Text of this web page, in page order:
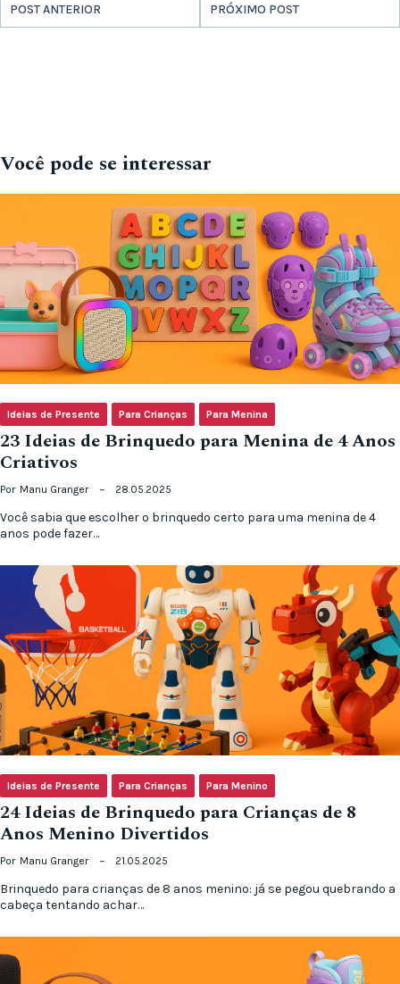
POST ANTERIOR PRÓXIMO POST
Você pode se interessar
Ideias de Presente Para Crianças Para Menina
23 Ideias de Brinquedo para Menina de 4 Anos
Criativos
Por Manu Granger 28.05.2025
Você sabia que escolher o brinquedo certo para uma menina de 4
anos pode fazer…
Ideias de Presente Para Crianças Para Menino
24 Ideias de Brinquedo para Crianças de 8
Anos Menino Divertidos
Por Manu Granger 21.05.2025
Brinquedo para crianças de 8 anos menino: já se pegou quebrando a
cabeça tentando achar…